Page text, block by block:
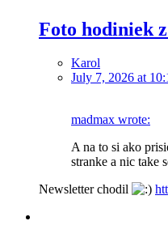
Foto hodiniek
Karol
July 7, 2026 at
madmax wrote:
A na to si ako
stranke a nic take
Newsletter chodil